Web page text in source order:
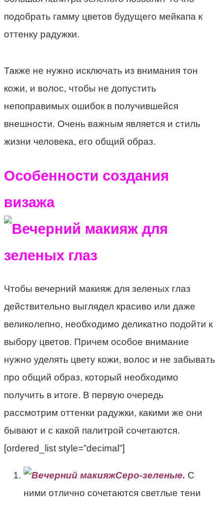
подобрать гамму цветов будущего мейкапа к
оттенку радужки.
Также не нужно исключать из внимания тон
кожи, и волос, чтобы не допустить
непоправимых ошибок в получившейся
внешности. Очень важным является и стиль
жизни человека, его общий образ.
Особенности создания
визажа
Чтобы вечерний макияж для зеленых глаз
действительно выглядел красиво или даже
великолепно, необходимо деликатно подойти к
выбору цветов. Причем особое внимание
нужно уделять цвету кожи, волос и не забывать
про общий образ, который необходимо
получить в итоге. В первую очередь
рассмотрим оттенки радужки, какими же они
бывают и с какой палитрой сочетаются.
[ordered_list style=”decimal”]
Серо-зеленые. С
ними отлично сочетаются светлые тени